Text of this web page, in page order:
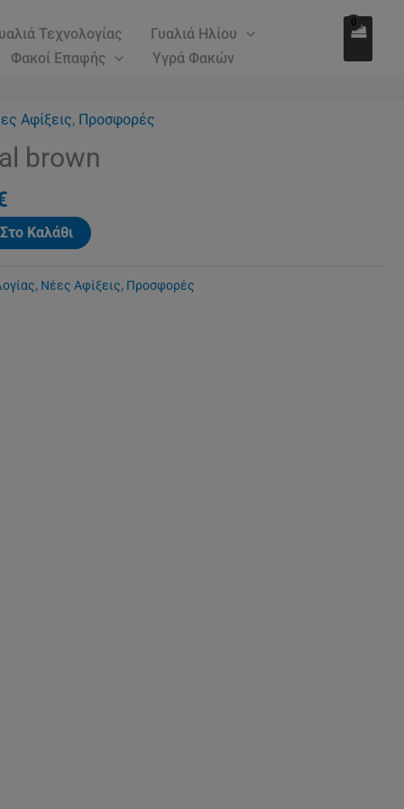
Τεχνολογίας
Γυαλιά Ηλίου
Φακοί Επαφής
Υγρά Φακών
Αφίξεις, Προσφορές
brown
Η
τρέχουσα
τιμή
195.00€.
Καλάθι
, Νέες Αφίξεις, Προσφορές
195.00€.